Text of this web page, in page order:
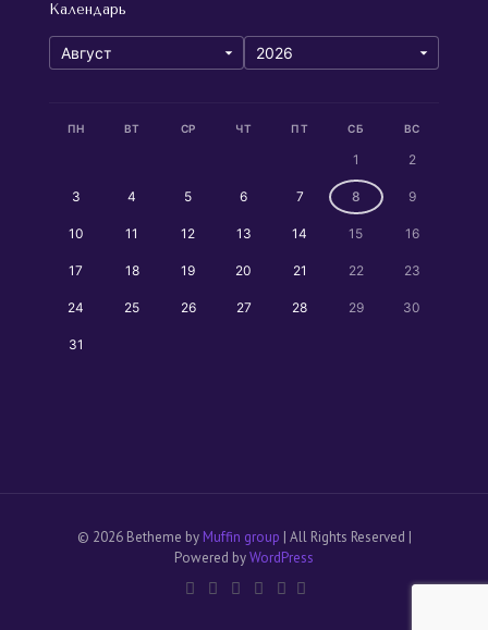
Календарь
ПН ВТ СР ЧТ ПТ СБ ВС
1 2
3 4 5 6 7 8 9
10 11 12 13 14 15 16
17 18 19 20 21 22 23
24 25 26 27 28 29 30
31
© 2026 Betheme by Muffin group | All Rights Reserved |
Powered byWordPress